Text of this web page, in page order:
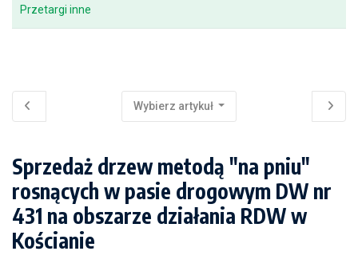
Przetargi inne
Wybierz artykuł
Sprzedaż drzew metodą "na pniu"
rosnących w pasie drogowym DW nr
431 na obszarze działania RDW w
Kościanie